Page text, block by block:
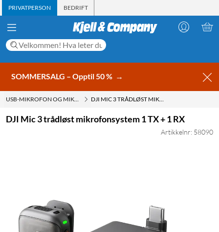
PRIVATPERSON BEDRIFT
SOMMERSALG – Opptil 50 % →
USB-MIKROFON OG MIKROFON TIL DATAMASKIN DJI MIC 3 TRÅDLØST MIKROFONSYSTEM 1 TX + 1 RX
DJI Mic 3 trådløst mikrofonsystem 1 TX + 1 RX
Artikkelnr: 58090